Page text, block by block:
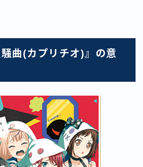
曲(カプリチオ)』の意